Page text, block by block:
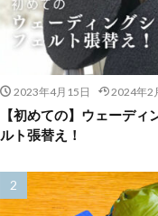
2023年4月15日 2024年2
【初めての】ウェーディ
ルト張替え！